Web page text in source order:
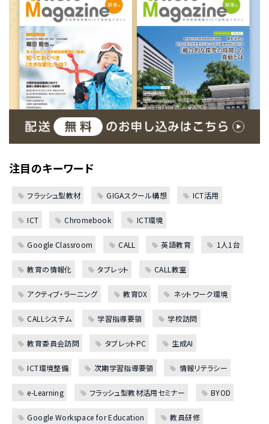
注目のキーワード
フラッシュ型教材 GIGAスクール構想 ICT活用
ICT Chromebook ICT環境
Google Classroom CALL 英語教育 1人1台
教育の情報化 タブレット CALL教室
アクティブ・ラーニング 教育DX ネットワーク環境
CALLシステム 学習指導要領 学校訪問
教育委員会訪問 タブレットPC 生成AI
ICT環境整備 次期学習指導要領 情報リテラシー
e-Learning フラッシュ型教材活用セミナー BYOD
Google Workspace for Education 教員研修